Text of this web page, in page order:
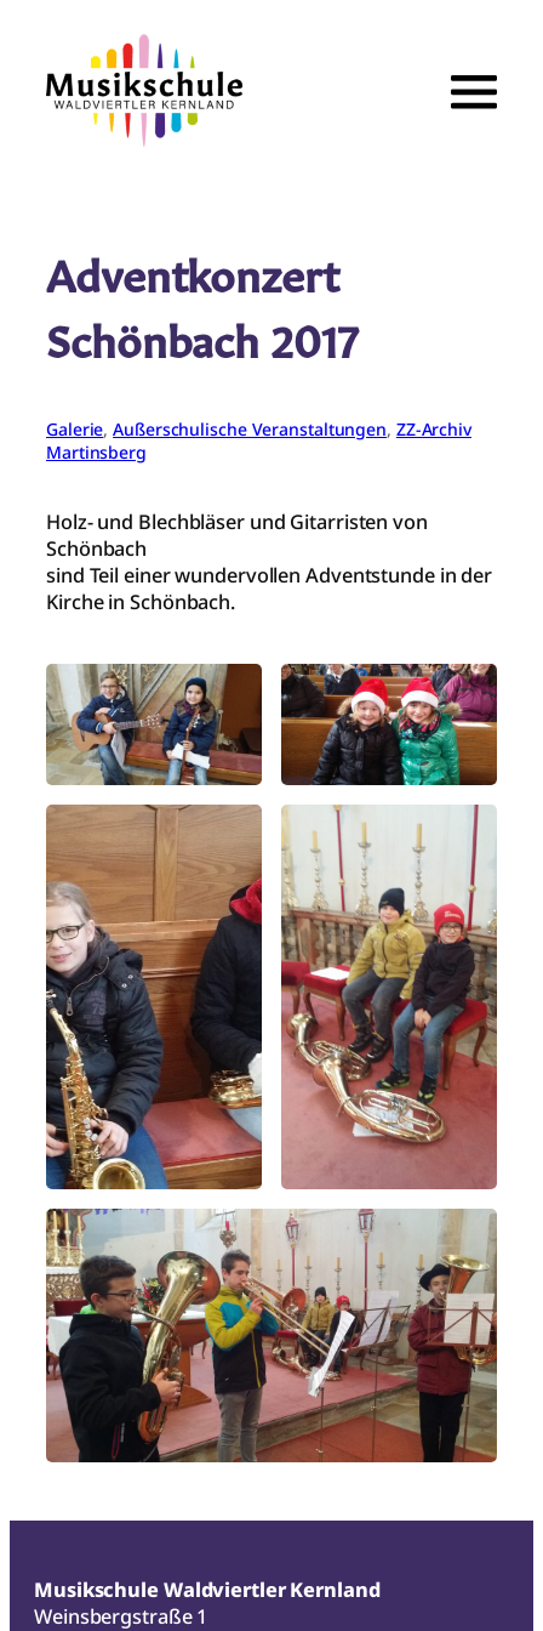
springen
Adventkonzert
Schönbach 2017
Galerie, Außerschulische Veranstaltungen, ZZ-Archiv
Martinsberg
Holz- und Blechbläser und Gitarristen von
Schönbach
sind Teil einer wundervollen Adventstunde in der
Kirche in Schönbach.
Musikschule Waldviertler Kernland
Weinsbergstraße 1